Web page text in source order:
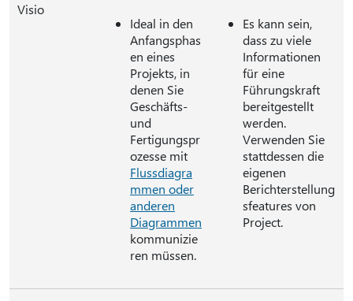
Visio
Ideal in den
Anfangsphas
en eines
Projekts, in
denen Sie
Geschäfts-
und
Fertigungspr
ozesse mit
Flussdiagra
mmen oder
anderen
Diagrammen
kommunizie
ren müssen.
Es kann sein,
dass zu viele
Informationen
für eine
Führungskraft
bereitgestellt
werden.
Verwenden Sie
stattdessen die
eigenen
Berichterstellung
sfeatures von
Project.